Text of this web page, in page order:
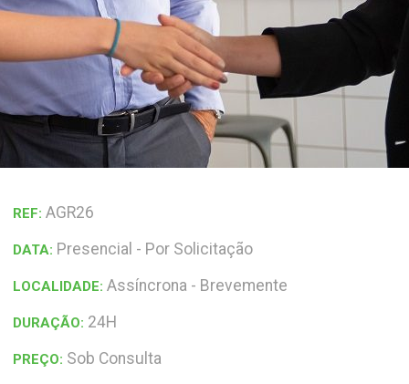
REF:AGR26
DATA: Presencial - Por Solicitação
LOCALIDADE:Assíncrona - Brevemente
DURAÇÃO: 24H
PREÇO: Sob Consulta